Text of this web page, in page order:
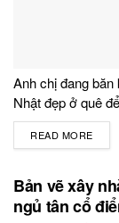
Anh chị đang
Nhật đẹp ở quê
READ MORE
Bản vẽ xây
ngủ tân cổ